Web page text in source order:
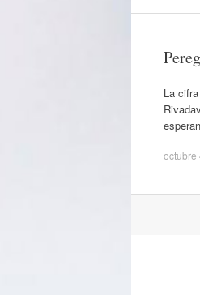
La
octubre